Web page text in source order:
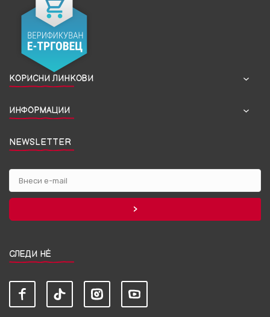
КОРИСНИ ЛИНКОВИ
ИНФОРМАЦИИ
NEWSLETTER
СЛЕДИ НЀ